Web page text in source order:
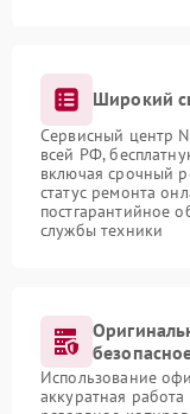
Широкий
Сервисный центр
всей РФ,
включая срочный
статус ремонта
постгарантийное
службы техники
Использование
аккуратная